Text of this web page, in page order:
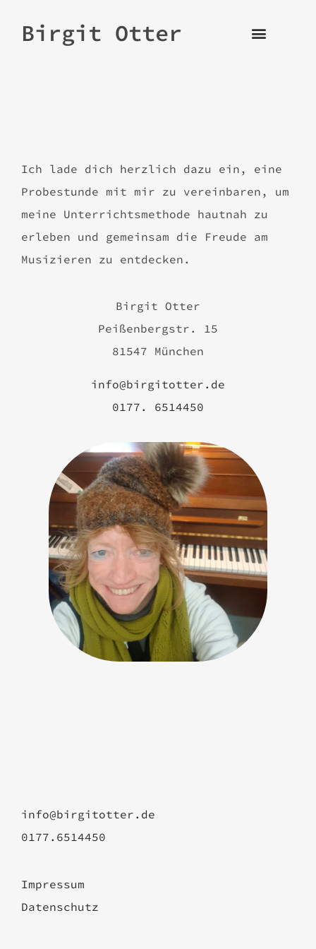
Birgit Otter
Ich lade dich herzlich dazu ein, eine
Probestunde mit mir zu vereinbaren, um
meine Unterrichtsmethode hautnah zu
erleben und gemeinsam die Freude am
Musizieren zu entdecken.
Birgit Otter
Peißenbergstr. 15
81547 München
info@birgitotter.de
0177. 6514450
info@birgitotter.de
0177.6514450
Impressum
Datenschutz